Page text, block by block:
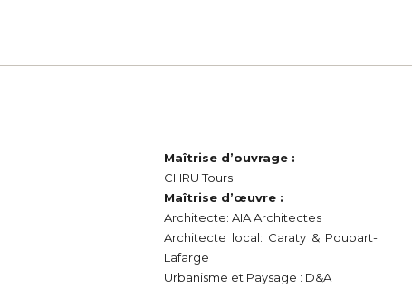
Maîtrise d’ouvrage :
CHRU Tours
Maîtrise d’œuvre :
Architecte: AIA Architectes
Architecte local: Caraty & Poupart-
Lafarge
Urbanisme et Paysage : D&A